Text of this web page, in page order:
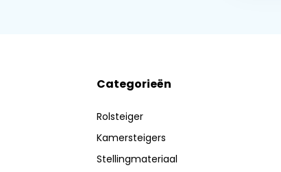
Categorieën
Rolsteiger
Kamersteigers
Stellingmateriaal